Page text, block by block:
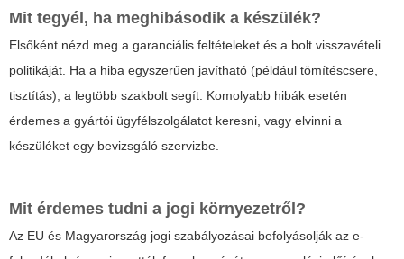
Mit tegyél, ha meghibásodik a készülék?
Elsőként nézd meg a garanciális feltételeket és a bolt visszavételi
politikáját. Ha a hiba egyszerűen javítható (például tömítéscsere,
tisztítás), a legtöbb szakbolt segít. Komolyabb hibák esetén
érdemes a gyártói ügyfélszolgálatot keresni, vagy elvinni a
készüléket egy bevizsgáló szervizbe.
Mit érdemes tudni a jogi környezetről?
Az EU és Magyarország jogi szabályozásai befolyásolják az e-